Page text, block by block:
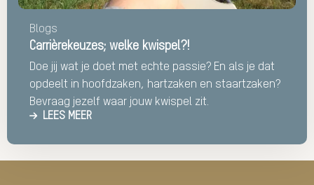
Blogs
Carrièrekeuzes; welke kwispel?!
Doe jij wat je doet met echte passie? En als je dat
opdeelt in hoofdzaken, hartzaken en staartzaken?
Bevraag jezelf waar jouw kwispel zit.
LEES MEER